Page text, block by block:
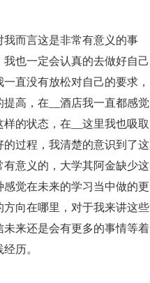
而言这是非常有意义的事
也一定会认真的去做好自己
直没有放松对自己的要求，
高，在__酒店我一直都感觉
的状态，在__这里我也吸取
过程，我清楚的意识到了这
意义的，大学其阿金缺少这
觉在未来的学习当中做的更
向在哪里，对于我来讲这些
来还是会有更多的事情等着
历。